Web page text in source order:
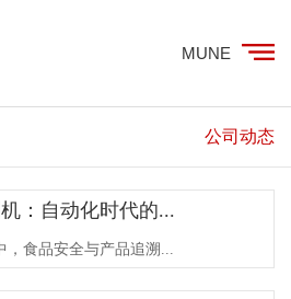
MUNE
公司动态
：自动化时代的...
，食品安全与产品追溯...